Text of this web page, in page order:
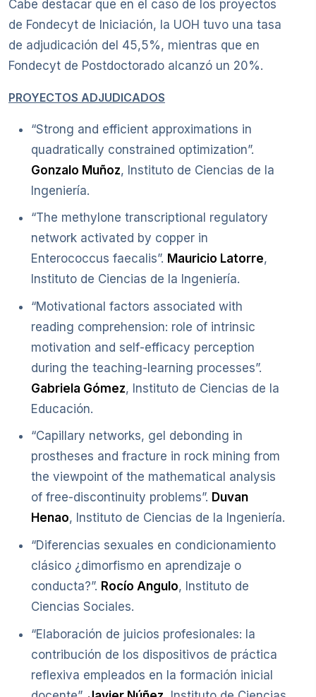
Cabe destacar que en el caso de los proyectos
de Fondecyt de Iniciación, la UOH tuvo una tasa
de adjudicación del 45,5%, mientras que en
Fondecyt de Postdoctorado alcanzó un 20%.
PROYECTOS ADJUDICADOS
“Strong and efficient approximations in
quadratically constrained optimization”.
Gonzalo Muñoz, Instituto de Ciencias de la
Ingeniería.
“The methylone transcriptional regulatory
network activated by copper in
Enterococcus faecalis”. Mauricio Latorre,
Instituto de Ciencias de la Ingeniería.
“Motivational factors associated with
reading comprehension: role of intrinsic
motivation and self-efficacy perception
during the teaching-learning processes”.
Gabriela Gómez, Instituto de Ciencias de la
Educación.
“Capillary networks, gel debonding in
prostheses and fracture in rock mining from
the viewpoint of the mathematical analysis
of free-discontinuity problems”. Duvan
Henao, Instituto de Ciencias de la Ingeniería.
“Diferencias sexuales en condicionamiento
clásico ¿dimorfismo en aprendizaje o
conducta?”. Rocío Angulo, Instituto de
Ciencias Sociales.
“Elaboración de juicios profesionales: la
contribución de los dispositivos de práctica
reflexiva empleados en la formación inicial